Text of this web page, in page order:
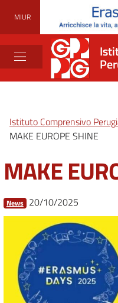
MIUR
Istituto Comprensivo
MAKE EUROPE SHINE
MAKE
News 20/10/2025